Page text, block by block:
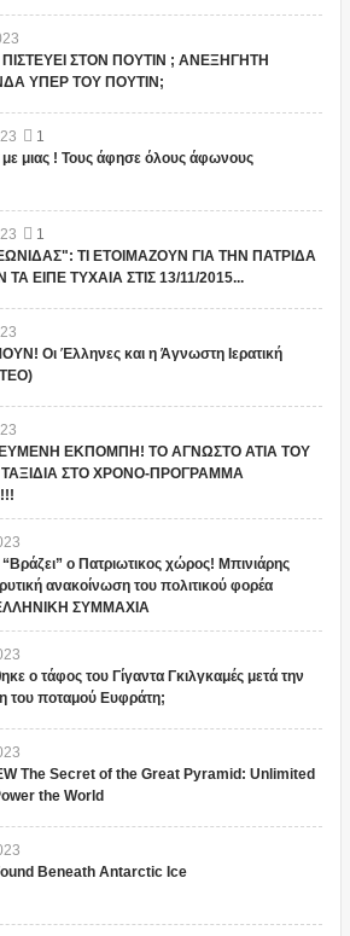
ΣΤΟΝ ΠΟΥΤΙΝ ; ΑΝΕΞΗΓΗΤΗ
ΥΠΕΡ ΤΟΥ ΠΟΥΤΙΝ;
1
με μιας ! Τους άφησε όλους άφωνους
1
ΤΙ ΕΤΟΙΜΑΖΟΥΝ ΓΙΑ ΤΗΝ ΠΑΤΡΙΔΑ
ΕΙΠΕ ΤΥΧΑΙΑ ΣΤΙΣ 13/11/2015...
Οι Έλληνες και η Άγνωστη Ιερατική
ΕΚΠΟΜΠΗ! ΤΟ ΑΓΝΩΣΤΟ ΑΤΙΑ ΤΟΥ
ΤΑΞΙΔΙΑ ΣΤΟ ΧΡΟΝΟ-ΠΡΟΓΡΑΜΜΑ
ο Πατριωτικος χώρος! Μπινιάρης
ανακοίνωση του πολιτικού φορέα
ΣΥΜΜΑΧΙΑ
ο τάφος του Γίγαντα Γκιλγκαμές μετά την
του ποταμού Ευφράτη;
The Secret of the Great Pyramid: Unlimited
the World
Beneath Antarctic Ice